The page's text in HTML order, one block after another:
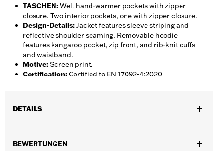
TASCHEN:Welt hand-warmer pockets with zipper
closure. Two interior pockets, one with zipper closure.
Design-Details:Jacket features sleeve striping and
reflective shoulder seaming. Removable hoodie
features kangaroo pocket, zip front, and rib-knit cuffs
and waistband.
Motive:Screen print.
Certification:Certified to EN 17092-4:2020
DETAILS
Funktionsmerkmale:
Versiegelte
BEWERTUNGEN